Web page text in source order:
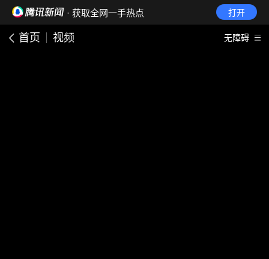
· 获取全网一手热点 打开
首页 视频 无障碍